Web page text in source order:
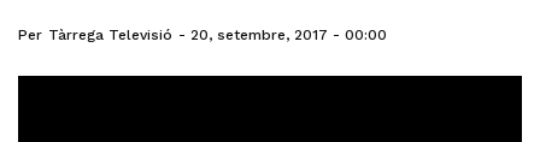
Per Tàrrega Televisió 20, setembre, 2017 - 00:00